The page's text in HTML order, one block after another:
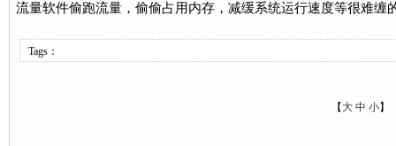
流量软件偷跑流量，偷偷占用内存，减缓系统运行速度等很难缠
Tags：
【 大 中 小】